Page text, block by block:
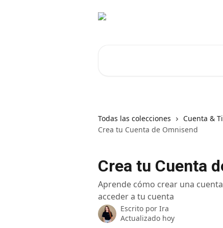
Todas las colecciones Cuenta &
Crea tu Cuenta de Omnisend
Crea tu Cuenta
Aprende cómo crear una
acceder a tu cuenta
Escrito por Ira
Actualizado hoy